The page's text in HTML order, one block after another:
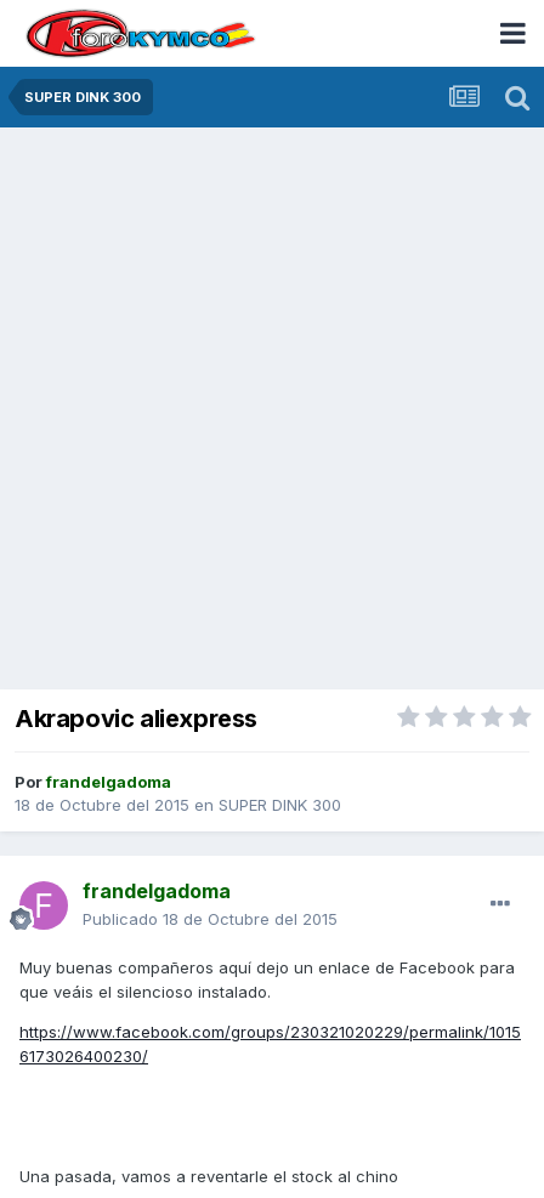
SUPER DINK 300
Akrapovic aliexpress
Porfrandelgadoma
18 de Octubre del 2015 en SUPER DINK 300
frandelgadoma
Publicado 18 de Octubre del 2015
Muy buenas compañeros aquí dejo un enlace de Facebook para
que veáis el silencioso instalado.
https://www.facebook.com/groups/230321020229/permalink/1015
6173026400230/
Una pasada, vamos a reventarle el stock al chino